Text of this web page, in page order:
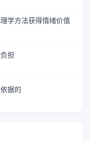
学方法获得情绪价值
担
据的